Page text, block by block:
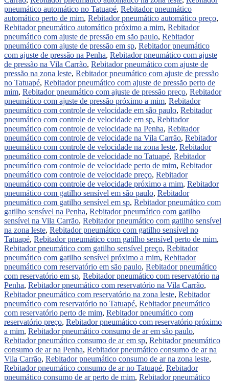
pneumático automático no Tatuapé, Rebitador pneumático
automático perto de mim, Rebitador pneumático automático preço,
Rebitador pneumático automático próximo a mim, Rebitador
pneumático com ajuste de pressão em são paulo, Rebitador
pneumático com ajuste de pressão em sp, Rebitador pneumático
com ajuste de pressão na Penha, Rebitador pneumático com ajuste
de pressão na Vila Carrão, Rebitador pneumático com ajuste de
pressão na zona leste, Rebitador pneumático com ajuste de pressão
no Tatuapé, Rebitador pneumático com ajuste de pressão perto de
mim, Rebitador pneumático com ajuste de pressão preço, Rebitador
pneumático com ajuste de pressão próximo a mim, Rebitador
pneumático com controle de velocidade em são paulo, Rebitador
pneumático com controle de velocidade em sp, Rebitador
pneumático com controle de velocidade na Penha, Rebitador
pneumático com controle de velocidade na Vila Carrão, Rebitador
pneumático com controle de velocidade na zona leste, Rebitador
pneumático com controle de velocidade no Tatuapé, Rebitador
pneumático com controle de velocidade perto de mim, Rebitador
pneumático com controle de velocidade preço, Rebitador
pneumático com controle de velocidade próximo a mim, Rebitador
pneumático com gatilho sensível em são paulo, Rebitador
pneumático com gatilho sensível em sp, Rebitador pneumático com
gatilho sensível na Penha, Rebitador pneumático com gatilho
sensível na Vila Carrão, Rebitador pneumático com gatilho sensível
na zona leste, Rebitador pneumático com gatilho sensível no
Tatuapé, Rebitador pneumático com gatilho sensível perto de mim,
Rebitador pneumático com gatilho sensível preço, Rebitador
pneumático com gatilho sensível próximo a mim, Rebitador
pneumático com reservatório em são paulo, Rebitador pneumático
com reservatório em sp, Rebitador pneumático com reservatório na
Penha, Rebitador pneumático com reservatório na Vila Carrão,
Rebitador pneumático com reservatório na zona leste, Rebitador
pneumático com reservatório no Tatuapé, Rebitador pneumático
com reservatório perto de mim, Rebitador pneumático com
reservatório preço, Rebitador pneumático com reservatório próximo
a mim, Rebitador pneumático consumo de ar em são paulo,
Rebitador pneumático consumo de ar em sp, Rebitador pneumático
consumo de ar na Penha, Rebitador pneumático consumo de ar na
Vila Carrão, Rebitador pneumático consumo de ar na zona leste,
Rebitador pneumático consumo de ar no Tatuapé, Rebitador
pneumático consumo de ar perto de mim, Rebitador pneumático